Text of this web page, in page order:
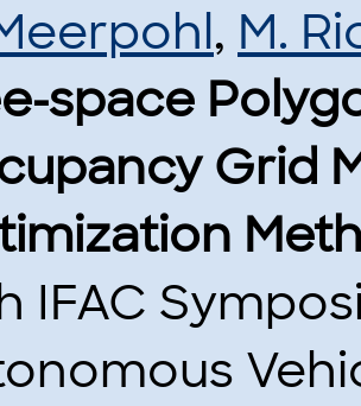
, M.
space
Grid
IFAC